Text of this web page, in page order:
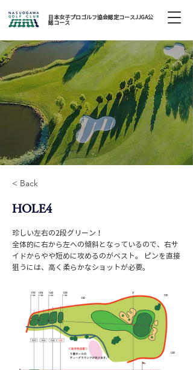
日本女子プロゴルフ協会認定コースJJGA公
認コース
< Back
HOLE4
珍しい左右の2段グリーン！
全体的に右から左への傾斜となっているので、右サ
イドからやや短めに攻めるのがベスト。 ピンを直接
狙うには、高く柔らかなショットが必要。